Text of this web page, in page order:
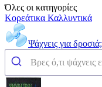
Όλες οι κατηγορίες
Κορεάτικα Καλλυντικά
Ψάχνεις για δροσιά;